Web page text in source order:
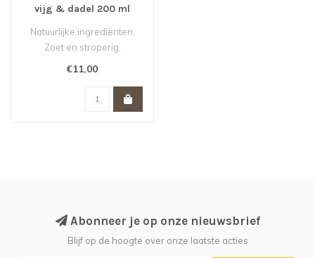
vijg & dadel 200 ml
Natuurlijke ingrediënten.
Zoet en stroperig.
Smaakmaker in salades.
€11,00
Abonneer je op onze nieuwsbrief
Blijf op de hoogte over onze laatste acties